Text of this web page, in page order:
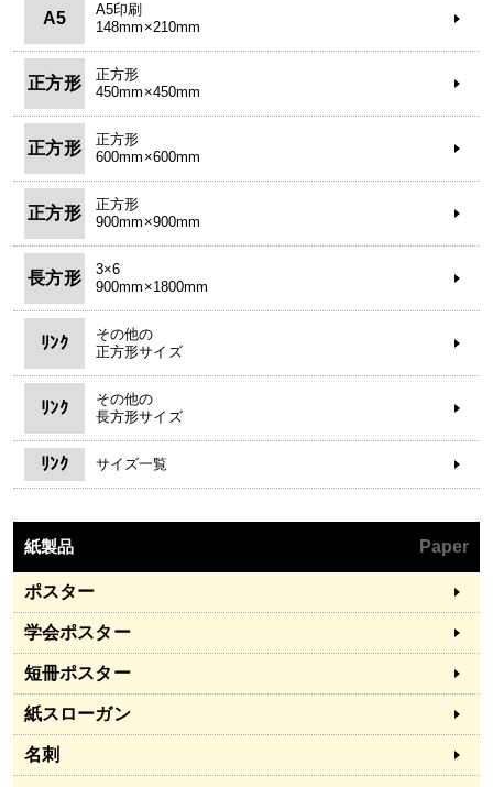
A5
A5印刷
148mm×210mm
正方形
正方形
450mm×450mm
正方形
正方形
600mm×600mm
正方形
正方形
900mm×900mm
長方形
3×6
900mm×1800mm
ﾘﾝｸ
その他の
正方形サイズ
ﾘﾝｸ
その他の
長方形サイズ
ﾘﾝｸ サイズ一覧
紙製品 Paper
ポスター
学会ポスター
短冊ポスター
紙スローガン
名刺